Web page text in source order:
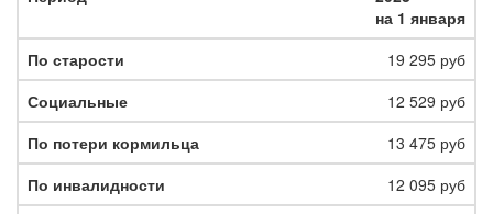
на 1 января
19 295 руб
12 529 руб
13 475 руб
12 095 руб